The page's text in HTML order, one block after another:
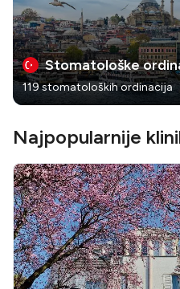
Stomatološke
119 stomatoloških ordinacija
Najpopularnije